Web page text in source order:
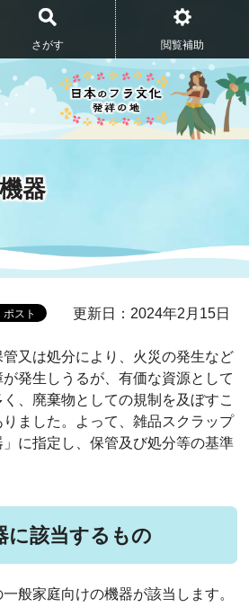
さがす 閲覧補助
器
更新日：2024年2月15日
又は処分により、火災の発生など
発生しうるが、有価な資源として
、廃棄物としての規制を及ぼすこ
ました。よって、雑品スクラップ
に指定し、保管及び処分等の基準
に該当するもの
般家庭向けの機器が該当します。